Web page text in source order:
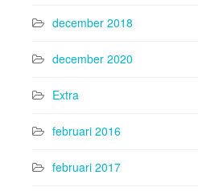
december 2018
december 2020
Extra
februari 2016
februari 2017